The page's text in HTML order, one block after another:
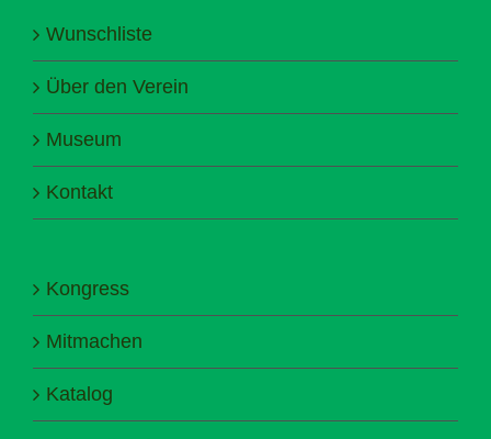
Wunschliste
Über den Verein
Museum
Kontakt
Kongress
Mitmachen
Katalog